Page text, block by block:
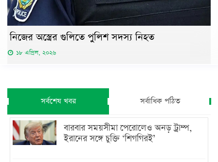
নিজের অস্ত্রের গুলিতে পুলিশ সদস্য নিহত
১৮ এপ্রিল, ২০২৬
সর্বশেষ খবর সর্বাধিক পঠিত
বারবার সময়সীমা পেরোলেও অনড় ট্রাম্প,
ইরানের সঙ্গে চুক্তি ‘শিগগিরই’